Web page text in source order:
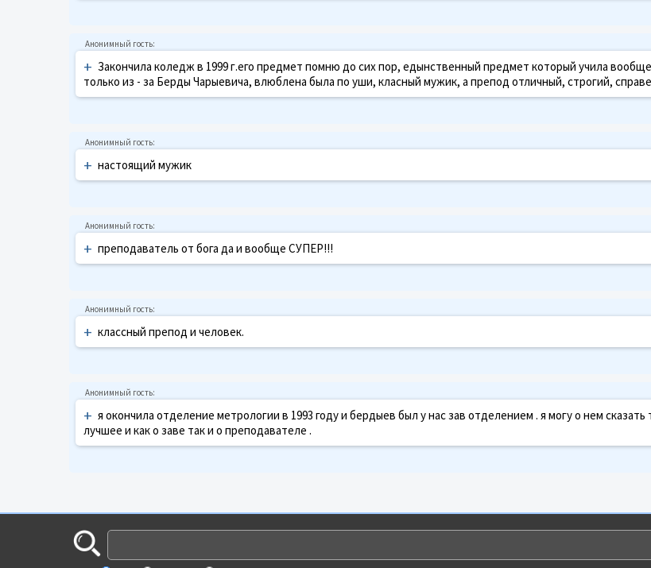
+ Закончила коледж в 1999 г.его предмет помню до сих пор, едынственный предмет который учила
только из - за Берды Чарыевича, влюблена была по уши, класный мужик, а препод отличный, строгий,
+ настоящий мужик
+ преподаватель от бога да и вообще СУПЕР!!!
+ классный препод и человек.
+ я окончила отделение метрологии в 1993 году и бердыев был у нас зав отделением . я могу о нем сказать
лучшее и как о заве так и о преподавателе .